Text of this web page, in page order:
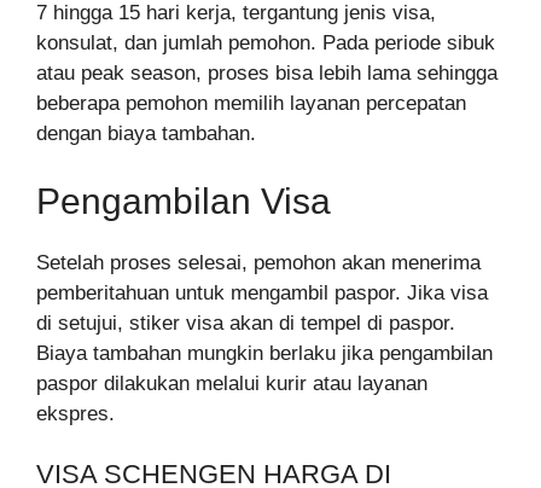
7 hingga 15 hari kerja, tergantung jenis visa,
konsulat, dan jumlah pemohon. Pada periode sibuk
atau peak season, proses bisa lebih lama sehingga
beberapa pemohon memilih layanan percepatan
dengan biaya tambahan.
Pengambilan Visa
Setelah proses selesai, pemohon akan menerima
pemberitahuan untuk mengambil paspor. Jika visa
di setujui, stiker visa akan di tempel di paspor.
Biaya tambahan mungkin berlaku jika pengambilan
paspor dilakukan melalui kurir atau layanan
ekspres.
VISA SCHENGEN HARGA DI